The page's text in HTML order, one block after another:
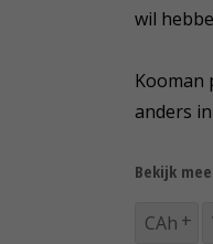
wil
Kooman
anders
Bekijk
CAh